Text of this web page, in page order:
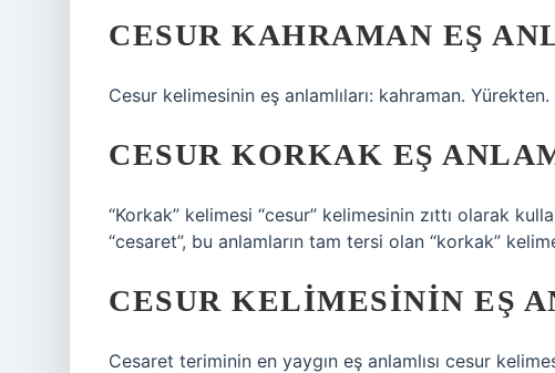
CESUR KAHRAMAN EŞ
Cesur kelimesinin eş anlamlıları: kahraman. Yürekten.
CESUR KORKAK EŞ
“Korkak” kelimesi “cesur” kelimesinin zıttı olarak
“cesaret”, bu anlamların tam tersi olan “korkak”
CESUR KELIMESININ EŞ
Cesaret teriminin en yaygın eş anlamlısı cesur